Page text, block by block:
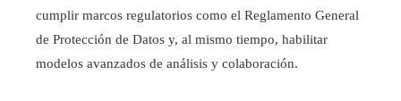
cumplir marcos regulatorios como el Reglamento General
de Protección de Datos y, al mismo tiempo, habilitar
modelos avanzados de análisis y colaboración.